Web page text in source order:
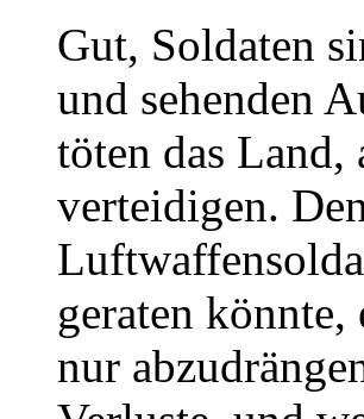
Gut, Soldaten
und sehenden
töten das Land,
verteidigen.
geraten
nur